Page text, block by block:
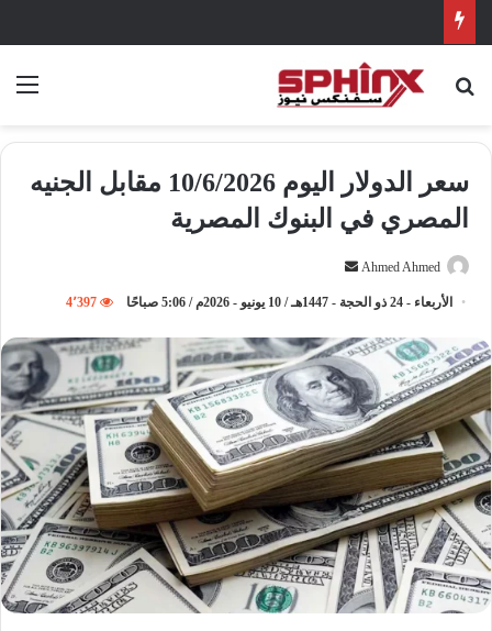
بحث عن
سعر الدولار اليوم 10/6/2026 مقابل الجنيه
المصري في البنوك المصرية
Ahmed Ahmed
ل
ب
ر
ي
د
إ
ل
ك
ت
ر
الأربعاء - 24 ذو الحجة - 1447هـ / 10 يونيو - 2026م / 5:06 صباحًا 4٬397